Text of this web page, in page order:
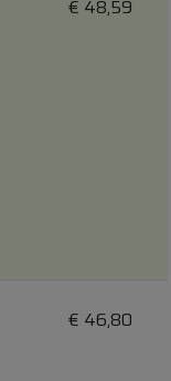
€ 48,59
€ 46,80